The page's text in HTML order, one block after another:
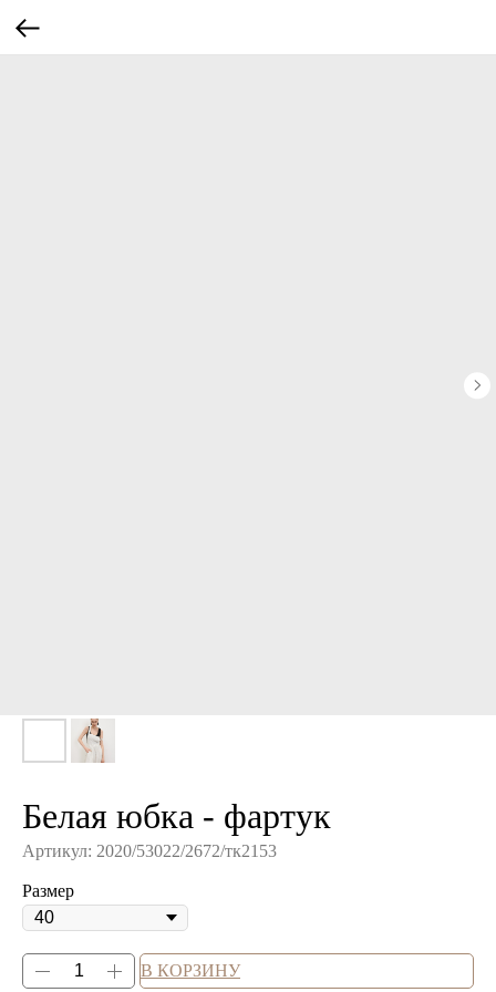
Белая юбка - фартук
Артикул: 2020/53022/2672/тк2153
Размер
В КОРЗИНУ